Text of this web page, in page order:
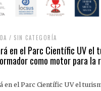
/ SIN CATEGORÍA
en el Parc Científic UV el
como motor para la
en el Parc Científic UV el